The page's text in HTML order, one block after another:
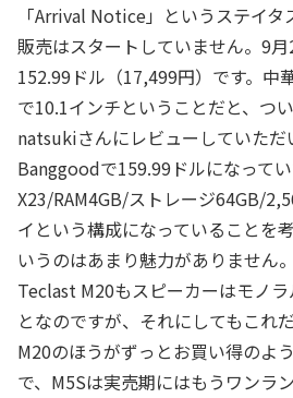
「Arrival Notice」というステイタ
販売はスタートしていません。9
152.99ドル（17,499円）です。中
で10.1インチということだと、つ
natsukiさんにレビューしていただ
Banggoodで159.99ドルになって
X23/RAM4GB/ストレージ64GB/
イという構成になっていることを
いうのはあまり魅力がありません
Teclast M20もスピーカーはモノ
となのですが、それにしてもこれ
M20のほうがずっとお買い得のよ
で、M5Sは実売期にはもうワンラ